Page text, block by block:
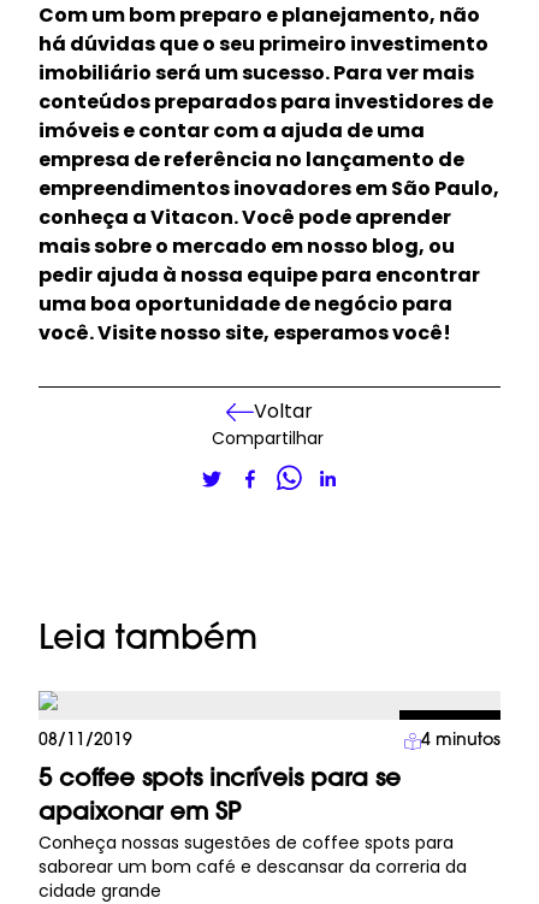
Com um bom preparo e planejamento, não
há dúvidas que o seu primeiro investimento
imobiliário será um sucesso. Para ver mais
conteúdos preparados para investidores de
imóveis e contar com a ajuda de uma
empresa de referência no lançamento de
empreendimentos inovadores em São Paulo,
conheça a Vitacon. Você pode aprender
mais sobre o mercado em nosso blog, ou
pedir ajuda à nossa equipe para encontrar
uma boa oportunidade de negócio para
você.Visite nosso site, esperamos você!
Voltar
Compartilhar
Leia também
Lifestyle
08/11/2019 4 minutos
5 coffee spots incríveis para se
apaixonar em SP
Conheça nossas sugestões de coffee spots para
saborear um bom café e descansar da correria da
cidade grande